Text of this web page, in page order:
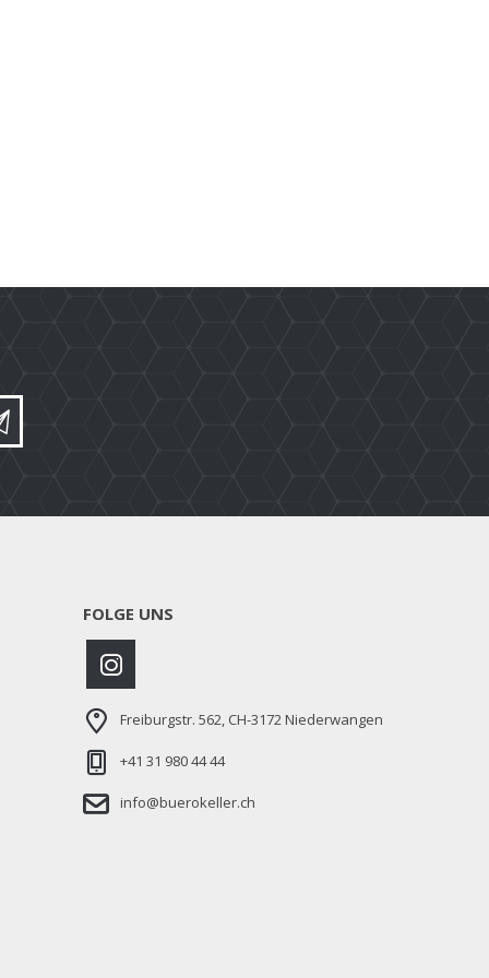
FOLGE UNS
Freiburgstr. 562, CH-3172 Niederwangen
+41 31 980 44 44
info@buerokeller.ch